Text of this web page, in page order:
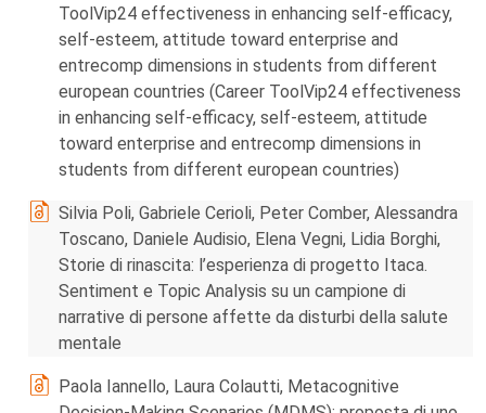
ToolVip24 effectiveness in enhancing self-efficacy,
self-esteem, attitude toward enterprise and
entrecomp dimensions in students from different
european countries (Career ToolVip24 effectiveness
in enhancing self-efficacy, self-esteem, attitude
toward enterprise and entrecomp dimensions in
students from different european countries)
Silvia Poli, Gabriele Cerioli, Peter Comber, Alessandra
Toscano, Daniele Audisio, Elena Vegni, Lidia Borghi,
Storie di rinascita: l’esperienza di progetto Itaca.
Sentiment e Topic Analysis su un campione di
narrative di persone affette da disturbi della salute
mentale
Paola Iannello, Laura Colautti, Metacognitive